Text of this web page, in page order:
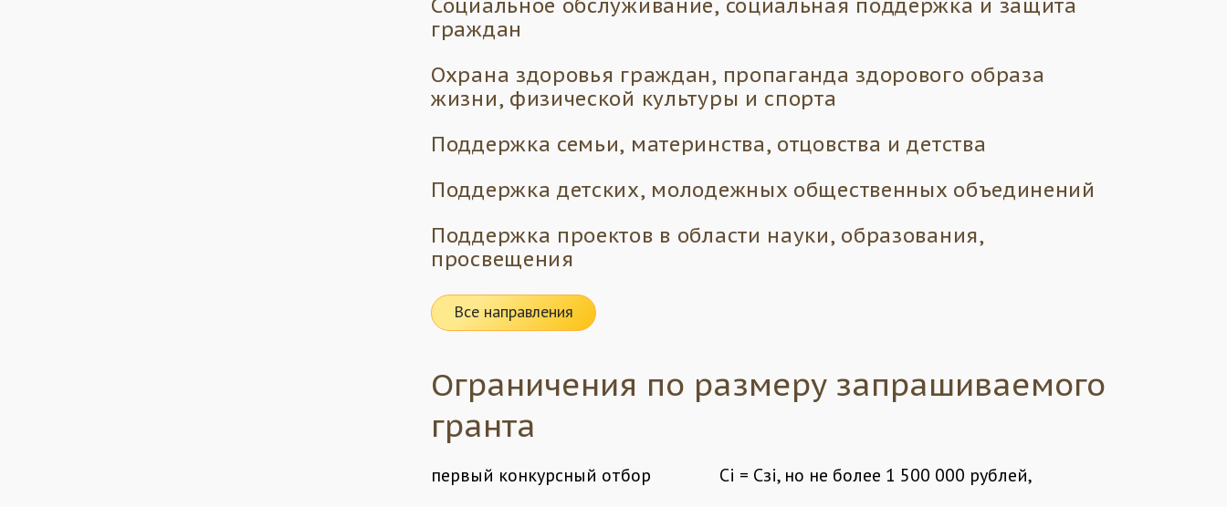
Социальное обслуживание, социальная поддержка и защита
граждан
Охрана здоровья граждан, пропаганда здорового образа
жизни, физической культуры и спорта
Поддержка семьи, материнства, отцовства и детства
Поддержка детских, молодежных общественных объединений
Поддержка проектов в области науки, образования,
просвещения
Все направления
Ограничения по размеру запрашиваемого
гранта
первый конкурсный отбор Сi = Сзi, но не более 1 500 000 рублей,